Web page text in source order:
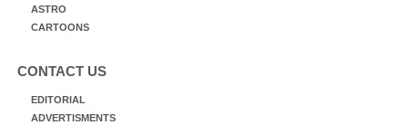
ASTRO
CARTOONS
CONTACT US
EDITORIAL
ADVERTISMENTS